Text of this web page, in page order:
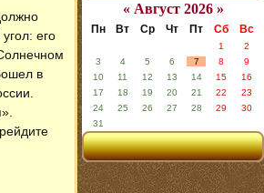
его
в
« Август 2026 »
Пн Вт Ср Чт Пт Сб Вс
1
2
3
4 5 6 7 8
9
10
11 12 13 14 15
16
17
18 19 20 21 22
23
24
25 26 27 28 29
30
31